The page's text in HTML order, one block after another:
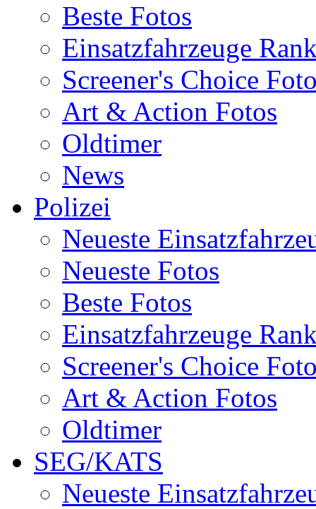
Beste Fotos
Einsatzfahrzeuge
Screener's Choice
Art & Action Fotos
Oldtimer
News
Polizei
Neueste
Neueste Fotos
Beste Fotos
Einsatzfahrzeuge
Screener's Choice
Art & Action Fotos
Oldtimer
SEG/KATS
Neueste